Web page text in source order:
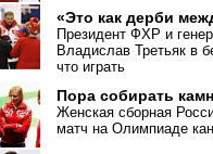
«Это как дерби
Президент ФХР и
Владислав Третьяк в
что играть
Пора собирать
Женская сборная
матч на Олимпиаде